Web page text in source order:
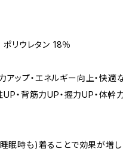
リウレタン 18％
アップ・エネルギー向上・快適
・背筋力UP・握力UP・体幹
眠時も)着ることで効果が増し